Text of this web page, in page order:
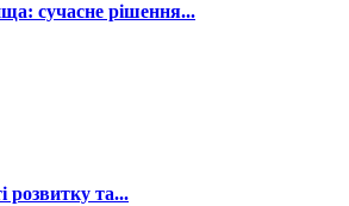
сучасне рішення...
розвитку та...